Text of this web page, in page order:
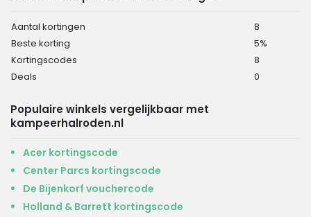
Aantal kortingen
8
Beste korting
5%
Kortingscodes
8
Deals
0
Populaire winkels vergelijkbaar met
kampeerhalroden.nl
Acer kortingscode
Center Parcs kortingscode
De Bijenkorf vouchercode
Holland & Barrett kortingscode